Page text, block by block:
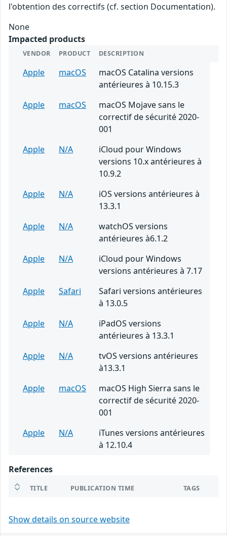
l'obtention des correctifs (cf. section Documentation).
None
Impacted products
VENDOR PRODUCT DESCRIPTION
Apple macOS
macOS Catalina versions
antérieures à 10.15.3
Apple
macOS
macOS Mojave sans le
correctif de sécurité 2020-
001
Apple
N/A
iCloud pour Windows
versions 10.x antérieures à
10.9.2
Apple
N/A
iOS versions antérieures à
13.3.1
Apple
N/A
watchOS versions
antérieures à6.1.2
Apple
N/A
iCloud pour Windows
versions antérieures à 7.17
Apple
Safari
Safari versions antérieures
à 13.0.5
Apple
N/A
iPadOS versions
antérieures à 13.3.1
Apple
N/A
tvOS versions antérieures
à13.3.1
Apple
macOS
macOS High Sierra sans le
correctif de sécurité 2020-
001
Apple
N/A
iTunes versions antérieures
à 12.10.4
References
TITLE PUBLICATION TIME TAGS
Show details on source website